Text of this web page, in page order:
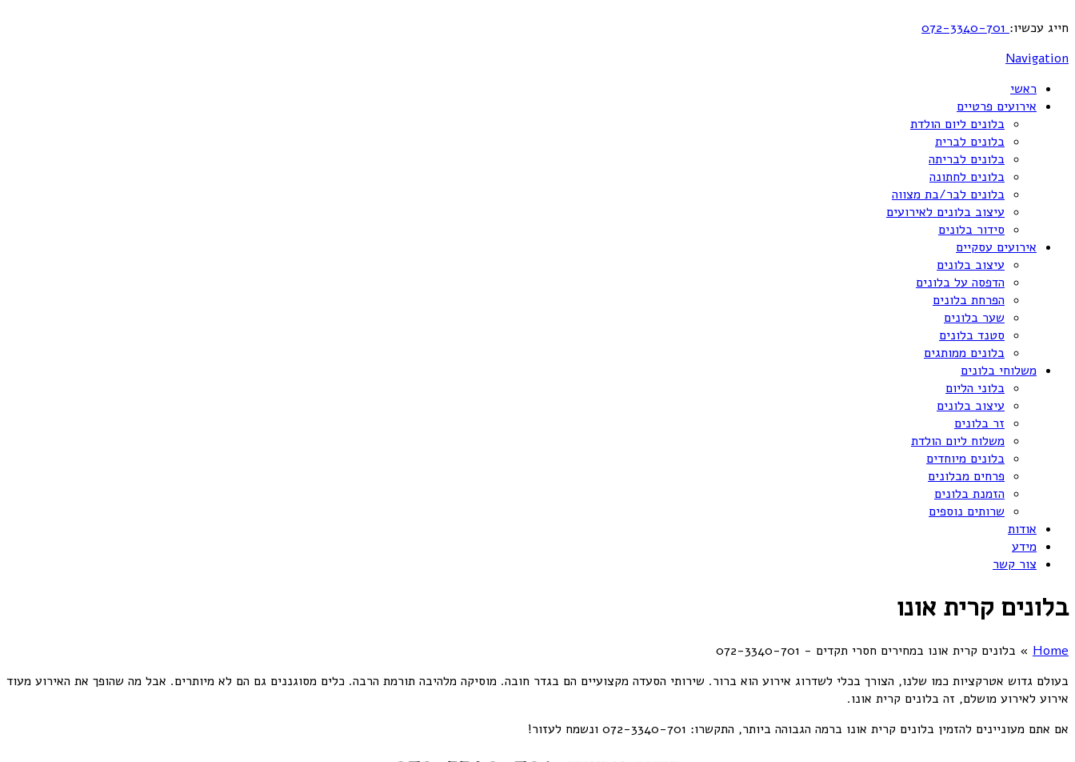
חייג עכשיו:
Navigation
ראשי
אירועים פרטיים
בלונים ליום הולדת
בלונים לברית
בלונים לבריתה
בלונים לחתונה
בלונים לבר/בת מצווה
עיצוב בלונים לאירועים
סידור בלונים
אירועים עסקיים
עיצוב בלונים
הדפסה על בלונים
הפרחת בלונים
שער בלונים
סטנד בלונים
בלונים ממותגים
משלוחי בלונים
בלוני הליום
עיצוב בלונים
זר בלונים
משלוח ליום הולדת
בלונים מיוחדים
פרחים מבלונים
הזמנת בלונים
שרותים נוספים
אודות
מידע
צור קשר
בלונים קרית אונו
Home
» בלונים קרית אונו במחירים חסרי תקדים - 072-3340-701
בעולם גדוש אטרקציות כמו שלנו, הצורך בכלי לשדרוג אירוע הוא ברור. שירותי הסעדה מקצועיים הם בגדר חובה. מוסיקה מלהיבה תורמת הרבה. כלים מסוגננים גם הם לא מיותרים. אבל מה שהופך את האירוע מעוד
אירוע לאירוע מושלם, זה בלונים קרית אונו.
אם אתם מעוניינים להזמין בלונים קרית אונו ברמה הגבוהה ביותר, התקשרו: 072-3340-701 ונשמח לעזור!